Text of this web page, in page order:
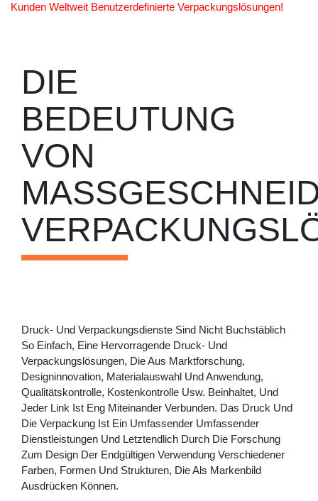
Kunden Weltweit Benutzerdefinierte Verpackungslösungen!
DIE
BEDEUTUNG
VON
Druck- Und Verpackungsdienste Sind Nicht Buchstäblich
So Einfach, Eine Hervorragende Druck- Und
Verpackungslösungen, Die Aus Marktforschung,
Designinnovation, Materialauswahl Und Anwendung,
Qualitätskontrolle, Kostenkontrolle Usw. Beinhaltet, Und
Jeder Link Ist Eng Miteinander Verbunden. Das Druck Und
Die Verpackung Ist Ein Umfassender Umfassender
Dienstleistungen Und Letztendlich Durch Die Forschung
Zum Design Der Endgültigen Verwendung Verschiedener
Farben, Formen Und Strukturen, Die Als Markenbild
Ausdrücken Können.